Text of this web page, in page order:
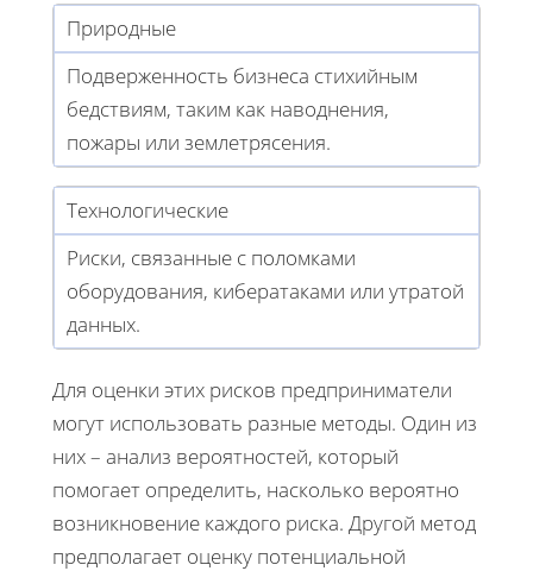
Природные
Подверженность бизнеса стихийным
бедствиям, таким как наводнения,
пожары или землетрясения.
Технологические
Риски, связанные с поломками
оборудования, кибератаками или утратой
данных.
Для оценки этих рисков предприниматели
могут использовать разные методы. Один из
них – анализ вероятностей, который
помогает определить, насколько вероятно
возникновение каждого риска. Другой метод
предполагает оценку потенциальной